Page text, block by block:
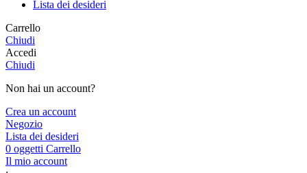
Lista dei desideri
Carrello
Chiudi
Accedi
Chiudi
Non hai un account?
Crea un account
Negozio
Lista dei desideri
0 oggetti Carrello
Il mio account